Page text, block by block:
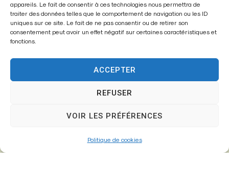
appareils. Le fait de consentir à ces technologies nous permettra de
traiter des données telles que le comportement de navigation ou les ID
uniques sur ce site. Le fait de ne pas consentir ou de retirer son
consentement peut avoir un effet négatif sur certaines caractéristiques et
fonctions.
ACCEPTER
REFUSER
VOIR LES PRÉFÉRENCES
Politique de cookies
Fontenay-Trésigny
Mairie,
77610 – Fontenay-Trésigny